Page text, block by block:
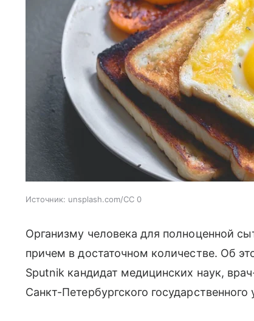
Источник: unsplash.com/CC 0
Организму человека для полноценной
причем в достаточном количестве. Об
Sputnik кандидат медицинских наук,
Санкт-Петербургского